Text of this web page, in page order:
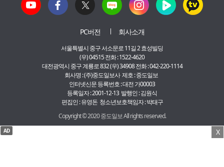
PC버전 회사소개
서울특별시 중구 서소문로 11길 2 효성빌딩
(우) 04515 전화 : 1522-4620
대전광역시 중구 계룡로 832 (우) 34908 전화 : 042-220-1114
회사명 : (주)중도일보사 제호 : 중도일보
인터넷신문 등록번호 : 대전 가00003
등록일자 : 2001-12-13 발행인 : 김원식
편집인 : 유영돈 청소년보호책임자 : 박태구
Copyright © 2020 중도일보 All rights reserved.
X
AD